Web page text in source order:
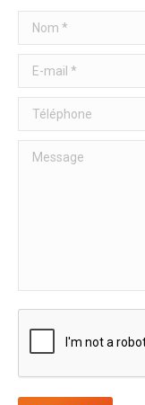
Nom *
E-mail *
Téléphone
Message